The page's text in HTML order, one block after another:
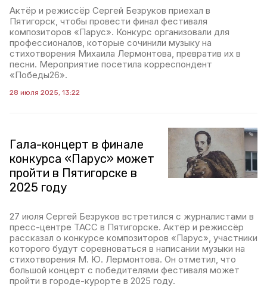
Актёр и режиссёр Сергей Безруков приехал в
Пятигорск, чтобы провести финал фестиваля
композиторов «Парус». Конкурс организовали для
профессионалов, которые сочинили музыку на
стихотворения Михаила Лермонтова, превратив их в
песни. Мероприятие посетила корреспондент
«Победы26».
28 июля 2025, 13:22
Гала-концерт в финале
конкурса «Парус» может
пройти в Пятигорске в
2025 году
27 июля Сергей Безруков встретился с журналистами в
пресс-центре ТАСС в Пятигорске. Актёр и режиссёр
рассказал о конкурсе композиторов «Парус», участники
которого будут соревноваться в написании музыки на
стихотворения М. Ю. Лермонтова. Он отметил, что
большой концерт с победителями фестиваля может
пройти в городе-курорте в 2025 году.